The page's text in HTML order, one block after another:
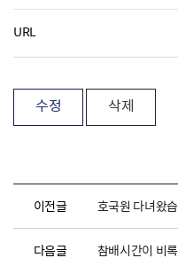
URL
수정 삭제
이전글 호국원 다녀왔
다음글 참배시간이 비